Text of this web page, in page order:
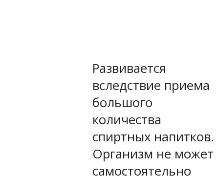
Развивается
вследствие приема
большого
количества
спиртных напитков.
Организм не может
самостоятельно